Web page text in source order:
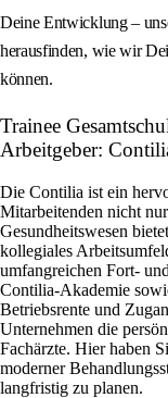
Deine Entwicklung –
herausfinden, wie wir
können.
Trainee
Arbeitgeber:
Die Contilia ist ein
Mitarbeitenden nicht
Gesundheitswesen
kollegiales
umfangreichen Fort-
Contilia-Akademie
Betriebsrente und
Unternehmen die
Fachärzte. Hier haben
moderner
langfristig zu planen.